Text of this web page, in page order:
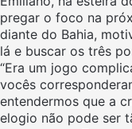
pregar o foco na
diante do Bahia,
lá e buscar os três
“Era um jogo
vocês
entendermos que a
elogio não pode ser